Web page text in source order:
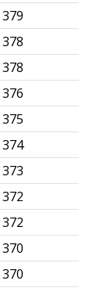
379
378
378
376
375
374
373
372
372
370
370